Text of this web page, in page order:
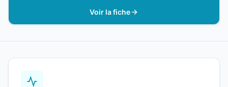
Voir la fiche